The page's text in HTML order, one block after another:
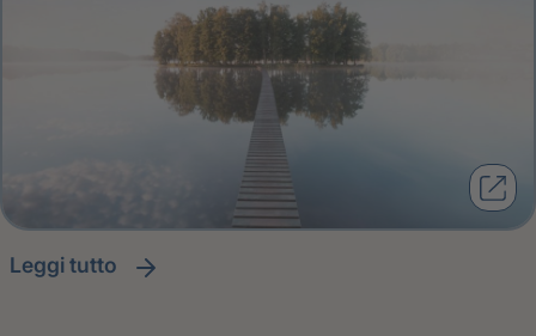
leggi tutto